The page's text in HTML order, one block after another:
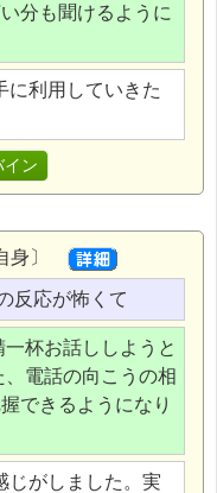
分も聞けるように
利用していきた
イン
身〕
反応が怖くて
杯お話ししようと
電話の向こうの相
できるようになり
じがしました。実